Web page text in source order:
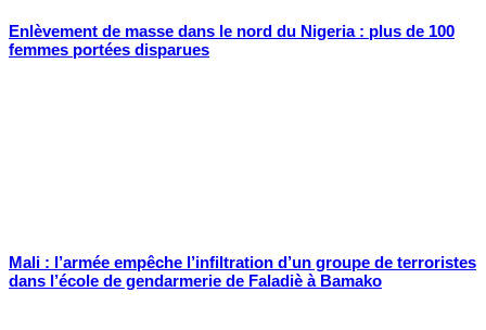
Enlèvement de masse dans le nord du Nigeria : plus de 100
femmes portées disparues
Mali : l’armée empêche l’infiltration d’un groupe de terroristes
dans l’école de gendarmerie de Faladiè à Bamako